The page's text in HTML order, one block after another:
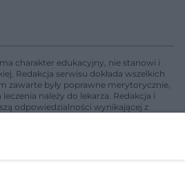
charakter edukacyjny, nie stanowi i
Redakcja serwisu dokłada wszelkich
zawarte były poprawne merytorycznie,
należy do lekarza. Redakcja i
odpowiedzialności wynikającej z
art. 3 ust 1 ustawy o